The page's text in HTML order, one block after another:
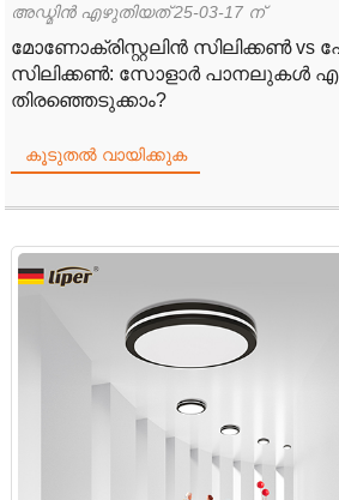
അഡ്മിൻ എഴുതിയത് 25-03-17 ന്
മോണോക്രിസ്റ്റലിൻ സിലിക്കൺ vs
സിലിക്കൺ: സോളാർ പാനലുകൾ
തിരഞ്ഞെടുക്കാം?
കൂടുതൽ വായിക്കുക